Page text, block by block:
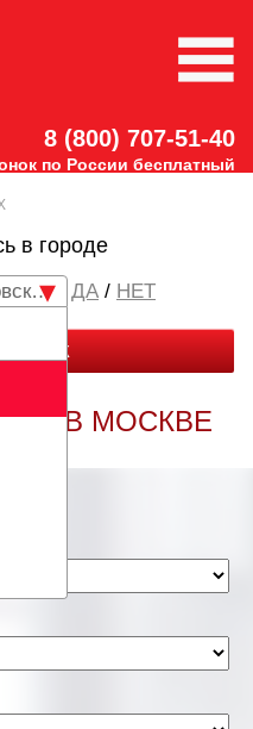
8 (800) 707-51-40
по России бесплатный
в городе
область
/ НЕТ
ЗВОНОК
В МОСКВЕ